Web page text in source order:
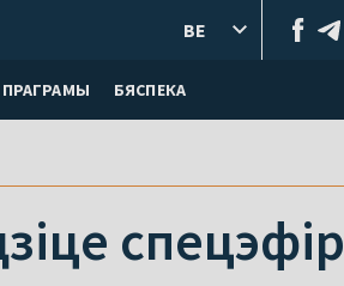
ПРАГРАМЫ БЯСПЕКА
BE
спецэфір